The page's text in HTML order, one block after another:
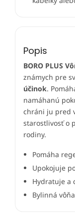
Popis
BORO PLUS
známych pre
účinok.
namáhanú
chráni ju pred
starostlivosť o
rodiny.
Pomáha
Upokojuje
Hydratuje a
Bylinná